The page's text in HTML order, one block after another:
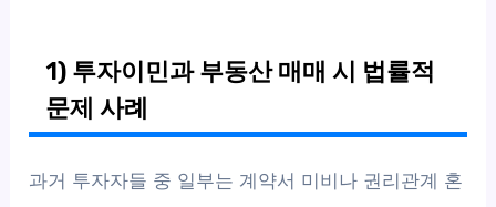
1) 투자이민과 부동산 매매 시 법률적
문제 사례
과거 투자자들 중 일부는 계약서 미비나 권리관계 혼